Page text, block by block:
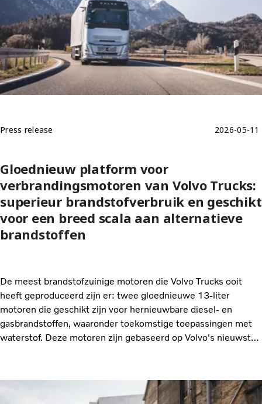
Press release 2026-05-11
Gloednieuw platform voor
verbrandingsmotoren van Volvo Trucks:
superieur brandstofverbruik en geschikt
voor een breed scala aan alternatieve
brandstoffen
De meest brandstofzuinige motoren die Volvo Trucks ooit
heeft geproduceerd zijn er: twee gloednieuwe 13-liter
motoren die geschikt zijn voor hernieuwbare diesel- en
gasbrandstoffen, waaronder toekomstige toepassingen met
waterstof. Deze motoren zijn gebaseerd op Volvo's nieuwste,